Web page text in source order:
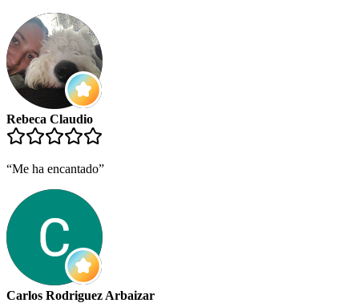
Rebeca Claudio
“Me ha encantado”
Carlos Rodriguez Arbaizar